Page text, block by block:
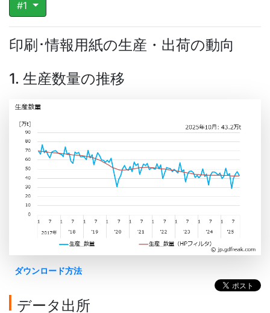
#1
印刷･情報用紙の生産・出荷の動向
1. 生産数量の推移
ダウンロード方法
データ出所